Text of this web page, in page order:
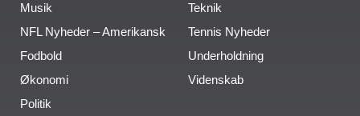
Musik
NFL Nyheder – Amerikansk
Fodbold
Økonomi
Politik
Teknik
Tennis Nyheder
Underholdning
Videnskab